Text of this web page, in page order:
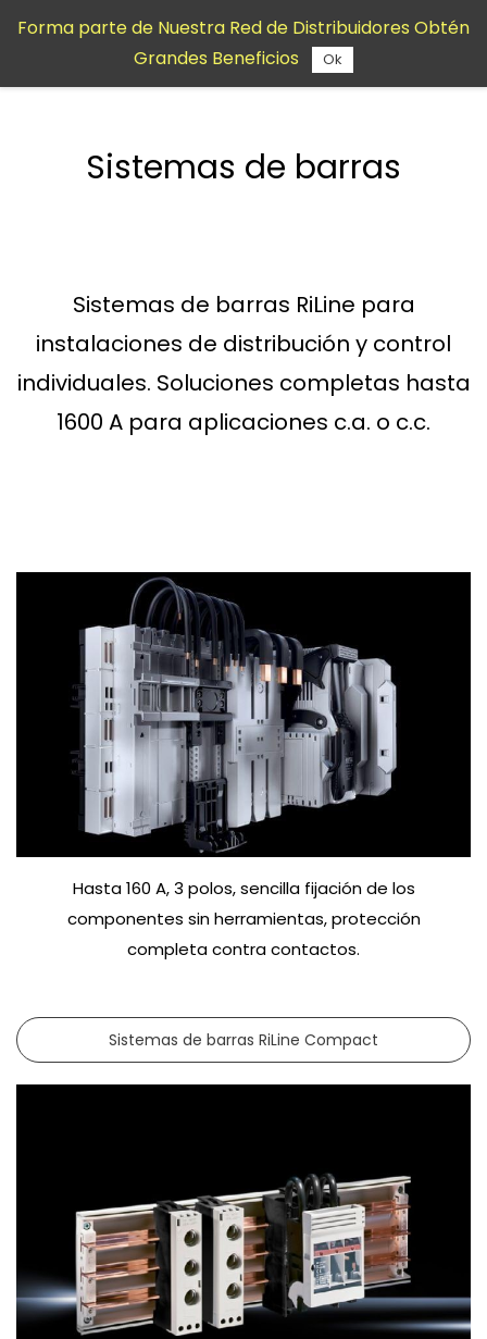
contenido
Sistemas de barras
Sistemas de barras RiLine para
instalaciones de distribución y control
individuales. Soluciones completas hasta
1600 A para aplicaciones c.a. o c.c.
Hasta 160 A, 3 polos, sencilla fijación de los
componentes sin herramientas, protección
completa contra contactos.
Sistemas de barras RiLine Compact
Forma parte de Nuestra Red de Distribuidores Obtén
Grandes Beneficios
Ok